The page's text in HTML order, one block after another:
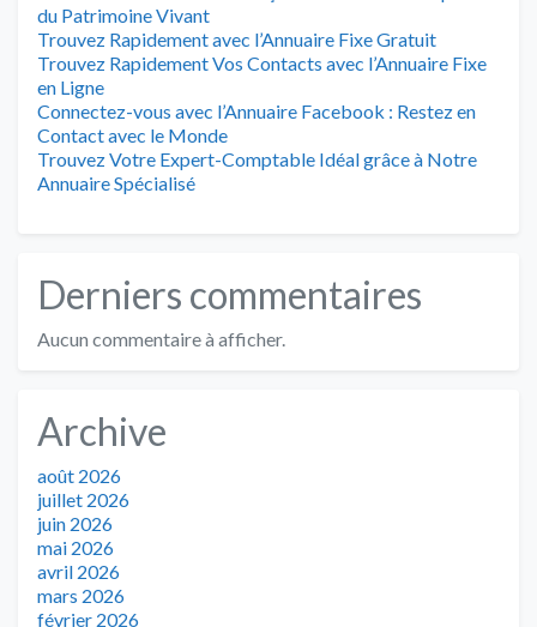
du Patrimoine Vivant
Trouvez Rapidement avec l’Annuaire Fixe Gratuit
Trouvez Rapidement Vos Contacts avec l’Annuaire Fixe
en Ligne
Connectez-vous avec l’Annuaire Facebook : Restez en
Contact avec le Monde
Trouvez Votre Expert-Comptable Idéal grâce à Notre
Annuaire Spécialisé
Derniers commentaires
Aucun commentaire à afficher.
Archive
août 2026
juillet 2026
juin 2026
mai 2026
avril 2026
mars 2026
février 2026